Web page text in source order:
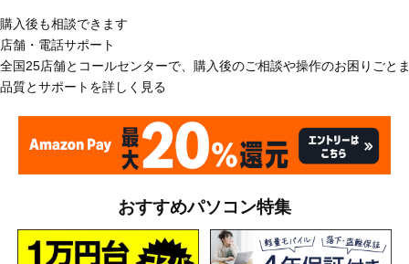
購入後も相談できます
店舗・電話サポート
全国25店舗とコールセンターで、購入後のご相談や操作のお困りごと
品質とサポートを詳しく見る
おすすめパソコン特集